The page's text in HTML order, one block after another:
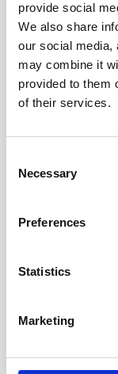
provide social
We also share
our social media,
may combine it
provided to them
of their services.
Selection
Necessary
Preferences
Statistics
Marketing
aluminium